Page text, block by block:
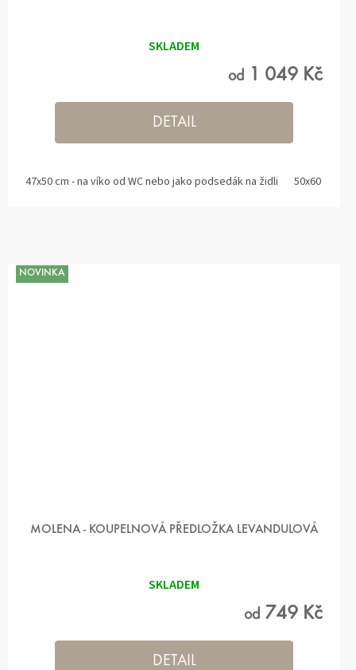
SKLADEM
od 1 049 Kč
DETAIL
47x50 cm - na víko od WC nebo jako podsedák na židli 50x60 cm s
NOVINKA
MOLENA - KOUPELNOVÁ PŘEDLOŽKA LEVANDULOVÁ
SKLADEM
od 749 Kč
DETAIL